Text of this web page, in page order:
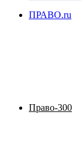
ПРАВО.ru
Право-300